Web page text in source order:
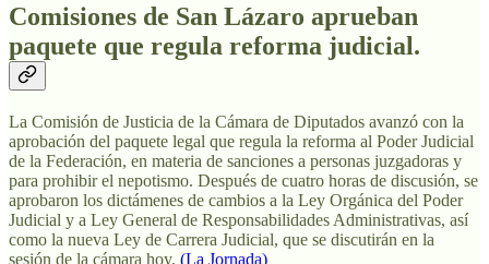
Comisiones de San Lázaro aprueban
paquete que regula reforma judicial.
La Comisión de Justicia de la Cámara de Diputados avanzó con la
aprobación del paquete legal que regula la reforma al Poder Judicial
de la Federación, en materia de sanciones a personas juzgadoras y
para prohibir el nepotismo. Después de cuatro horas de discusión, se
aprobaron los dictámenes de cambios a la Ley Orgánica del Poder
Judicial y a Ley General de Responsabilidades Administrativas, así
como la nueva Ley de Carrera Judicial, que se discutirán en la
sesión de la cámara hoy. (La Jornada)